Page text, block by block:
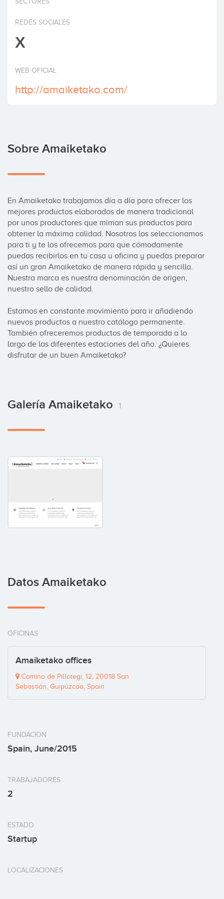
REDES SOCIALES
X
WEB OFICIAL
http://amaiketako.com/
Sobre Amaiketako
En Amaiketako trabajamos día a día para ofrecer los
mejores productos elaborados de manera tradicional
por unos productores que miman sus productos para
obtener la máxima calidad. Nosotros los seleccionamos
para ti y te los ofrecemos para que cómodamente
puedas recibirlos en tu casa u oficina y puedas preparar
así un gran Amaiketako de manera rápida y sencilla.
Nuestra marca es nuestra denominación de origen,
nuestro sello de calidad.
Estamos en constante movimiento para ir añadiendo
nuevos productos a nuestro catálogo permanente.
También ofreceremos productos de temporada a lo
largo de las diferentes estaciones del año. ¿Quieres
disfrutar de un buen Amaiketako?
Galería Amaiketako 1
Datos Amaiketako
OFICINAS
Amaiketako offices
Camino de Pillotegi, 12, 20018 San
Sebastián, Guipúzcoa, Spain
FUNDACION
Spain, June/2015
TRABAJADORES
2
ESTADO
Startup
LOCALIZACIONES